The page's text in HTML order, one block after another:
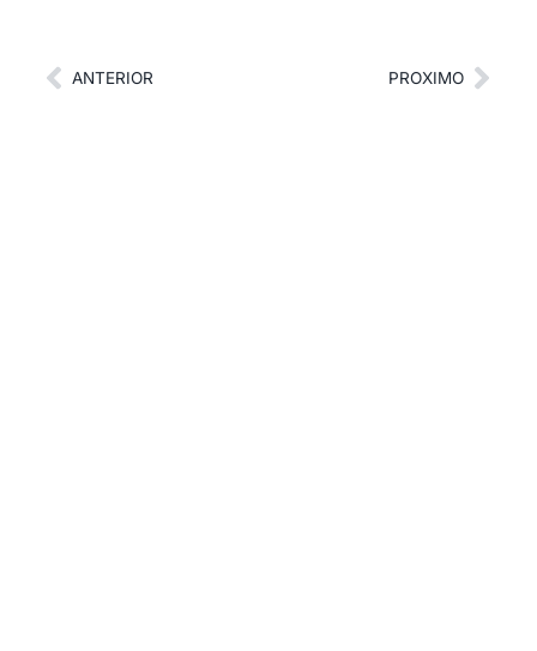
ANTERIOR PROXIMO